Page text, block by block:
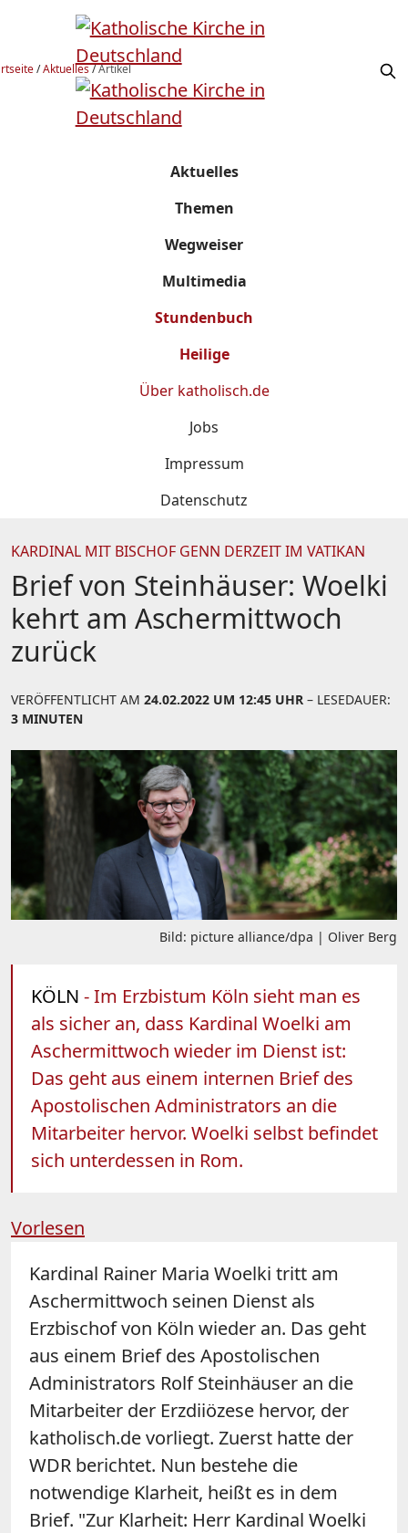
/Aktuelles/Artikel
Aktuelles
Themen
Wegweiser
Multimedia
Stundenbuch
Heilige
Über katholisch.de
Jobs
Impressum
Datenschutz
KARDINAL MIT BISCHOF GENN DERZEIT IM VATIKAN
Brief von Steinhäuser: Woelki
kehrt am Aschermittwoch
zurück
VERÖFFENTLICHT AM 24.02.2022 UM 12:45 UHR – LESEDAUER:
3 MINUTEN
Bild: picture alliance/dpa | Oliver Berg
KÖLN - Im Erzbistum Köln sieht man es
als sicher an, dass Kardinal Woelki am
Aschermittwoch wieder im Dienst ist:
Das geht aus einem internen Brief des
Apostolischen Administrators an die
Mitarbeiter hervor. Woelki selbst befindet
sich unterdessen in Rom.
Vorlesen
Kardinal Rainer Maria Woelki tritt am
Aschermittwoch seinen Dienst als
Erzbischof von Köln wieder an. Das geht
aus einem Brief des Apostolischen
Administrators Rolf Steinhäuser an die
Mitarbeiter der Erzdiiözese hervor, der
katholisch.de vorliegt. Zuerst hatte der
WDR berichtet. Nun bestehe die
notwendige Klarheit, heißt es in dem
Brief. "Zur Klarheit: Herr Kardinal Woelki